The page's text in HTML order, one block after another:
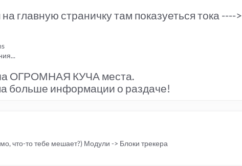
главную страничку там показуеться тока ---->
ОГРОМНАЯ КУЧА места.
больше информации о раздаче!
что-то тебе мешает?) Модули -> Блоки трекера